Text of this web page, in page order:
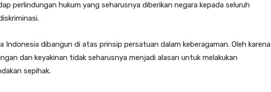
perlindungan hukum yang seharusnya diberikan negara kepada seluruh
Indonesia dibangun di atas prinsip persatuan dalam keberagaman. Oleh karena
dan keyakinan tidak seharusnya menjadi alasan untuk melakukan
sepihak.